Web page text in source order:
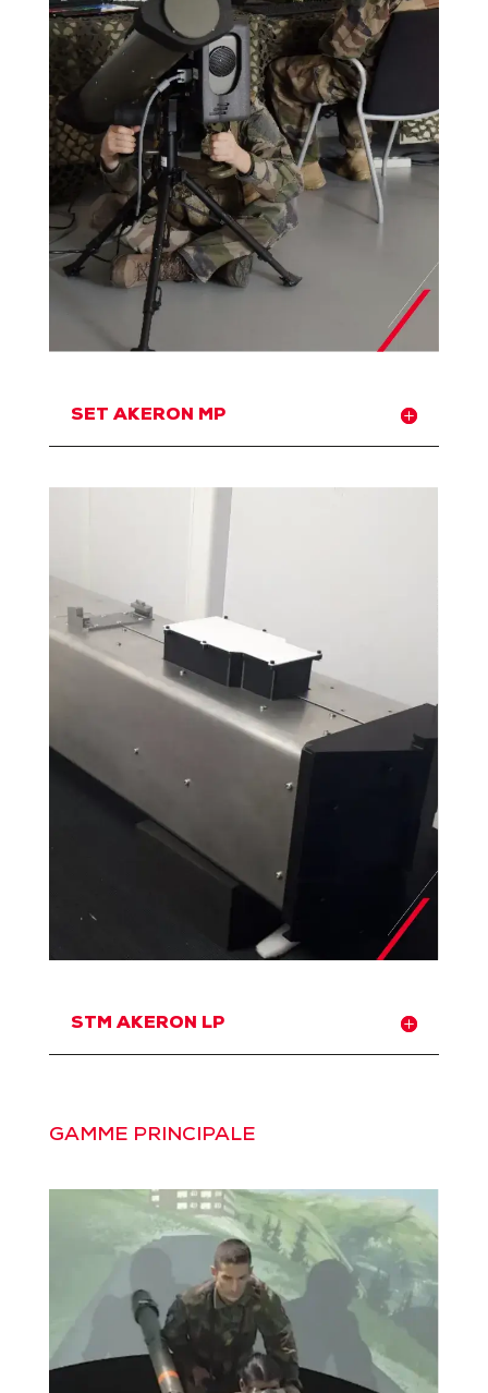
SET AKERON MP
STM AKERON LP
GAMME PRINCIPALE